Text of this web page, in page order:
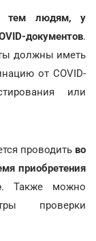
тем людям, у
документов.
должны иметь
от COVID-
или
проводить во
приобретения
. Также можно
проверки